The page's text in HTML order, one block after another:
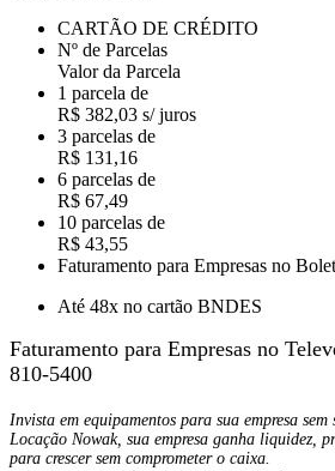
CARTÃO DE CRÉDITO
Nº de Parcelas
Valor da Parcela
1 parcela de
R$ 382,03 s/ juros
3 parcelas de
R$ 131,16
6 parcelas de
R$ 67,49
10 parcelas de
R$ 43,55
Faturamento para Empresas no
Até 48x no cartão BNDES
Faturamento para Empresas no
810-5400
Invista em equipamentos para sua empresa
Locação Nowak, sua empresa ganha liquidez,
para crescer sem comprometer o caixa.